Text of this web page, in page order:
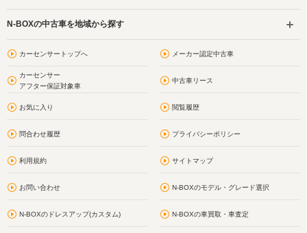
N-BOXの中古車を地域から探す
カーセンサートップへ メーカー認定中古車
カーセンサー
アフター保証対象車
中古車リース
お気に入り 閲覧履歴
問合わせ履歴 プライバシーポリシー
利用規約 サイトマップ
お問い合わせ N-BOXのモデル・グレード選択
N-BOXのドレスアップ(カスタム) N-BOXの車買取・車査定